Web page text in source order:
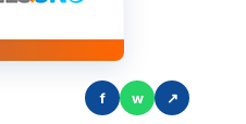
f w ↗